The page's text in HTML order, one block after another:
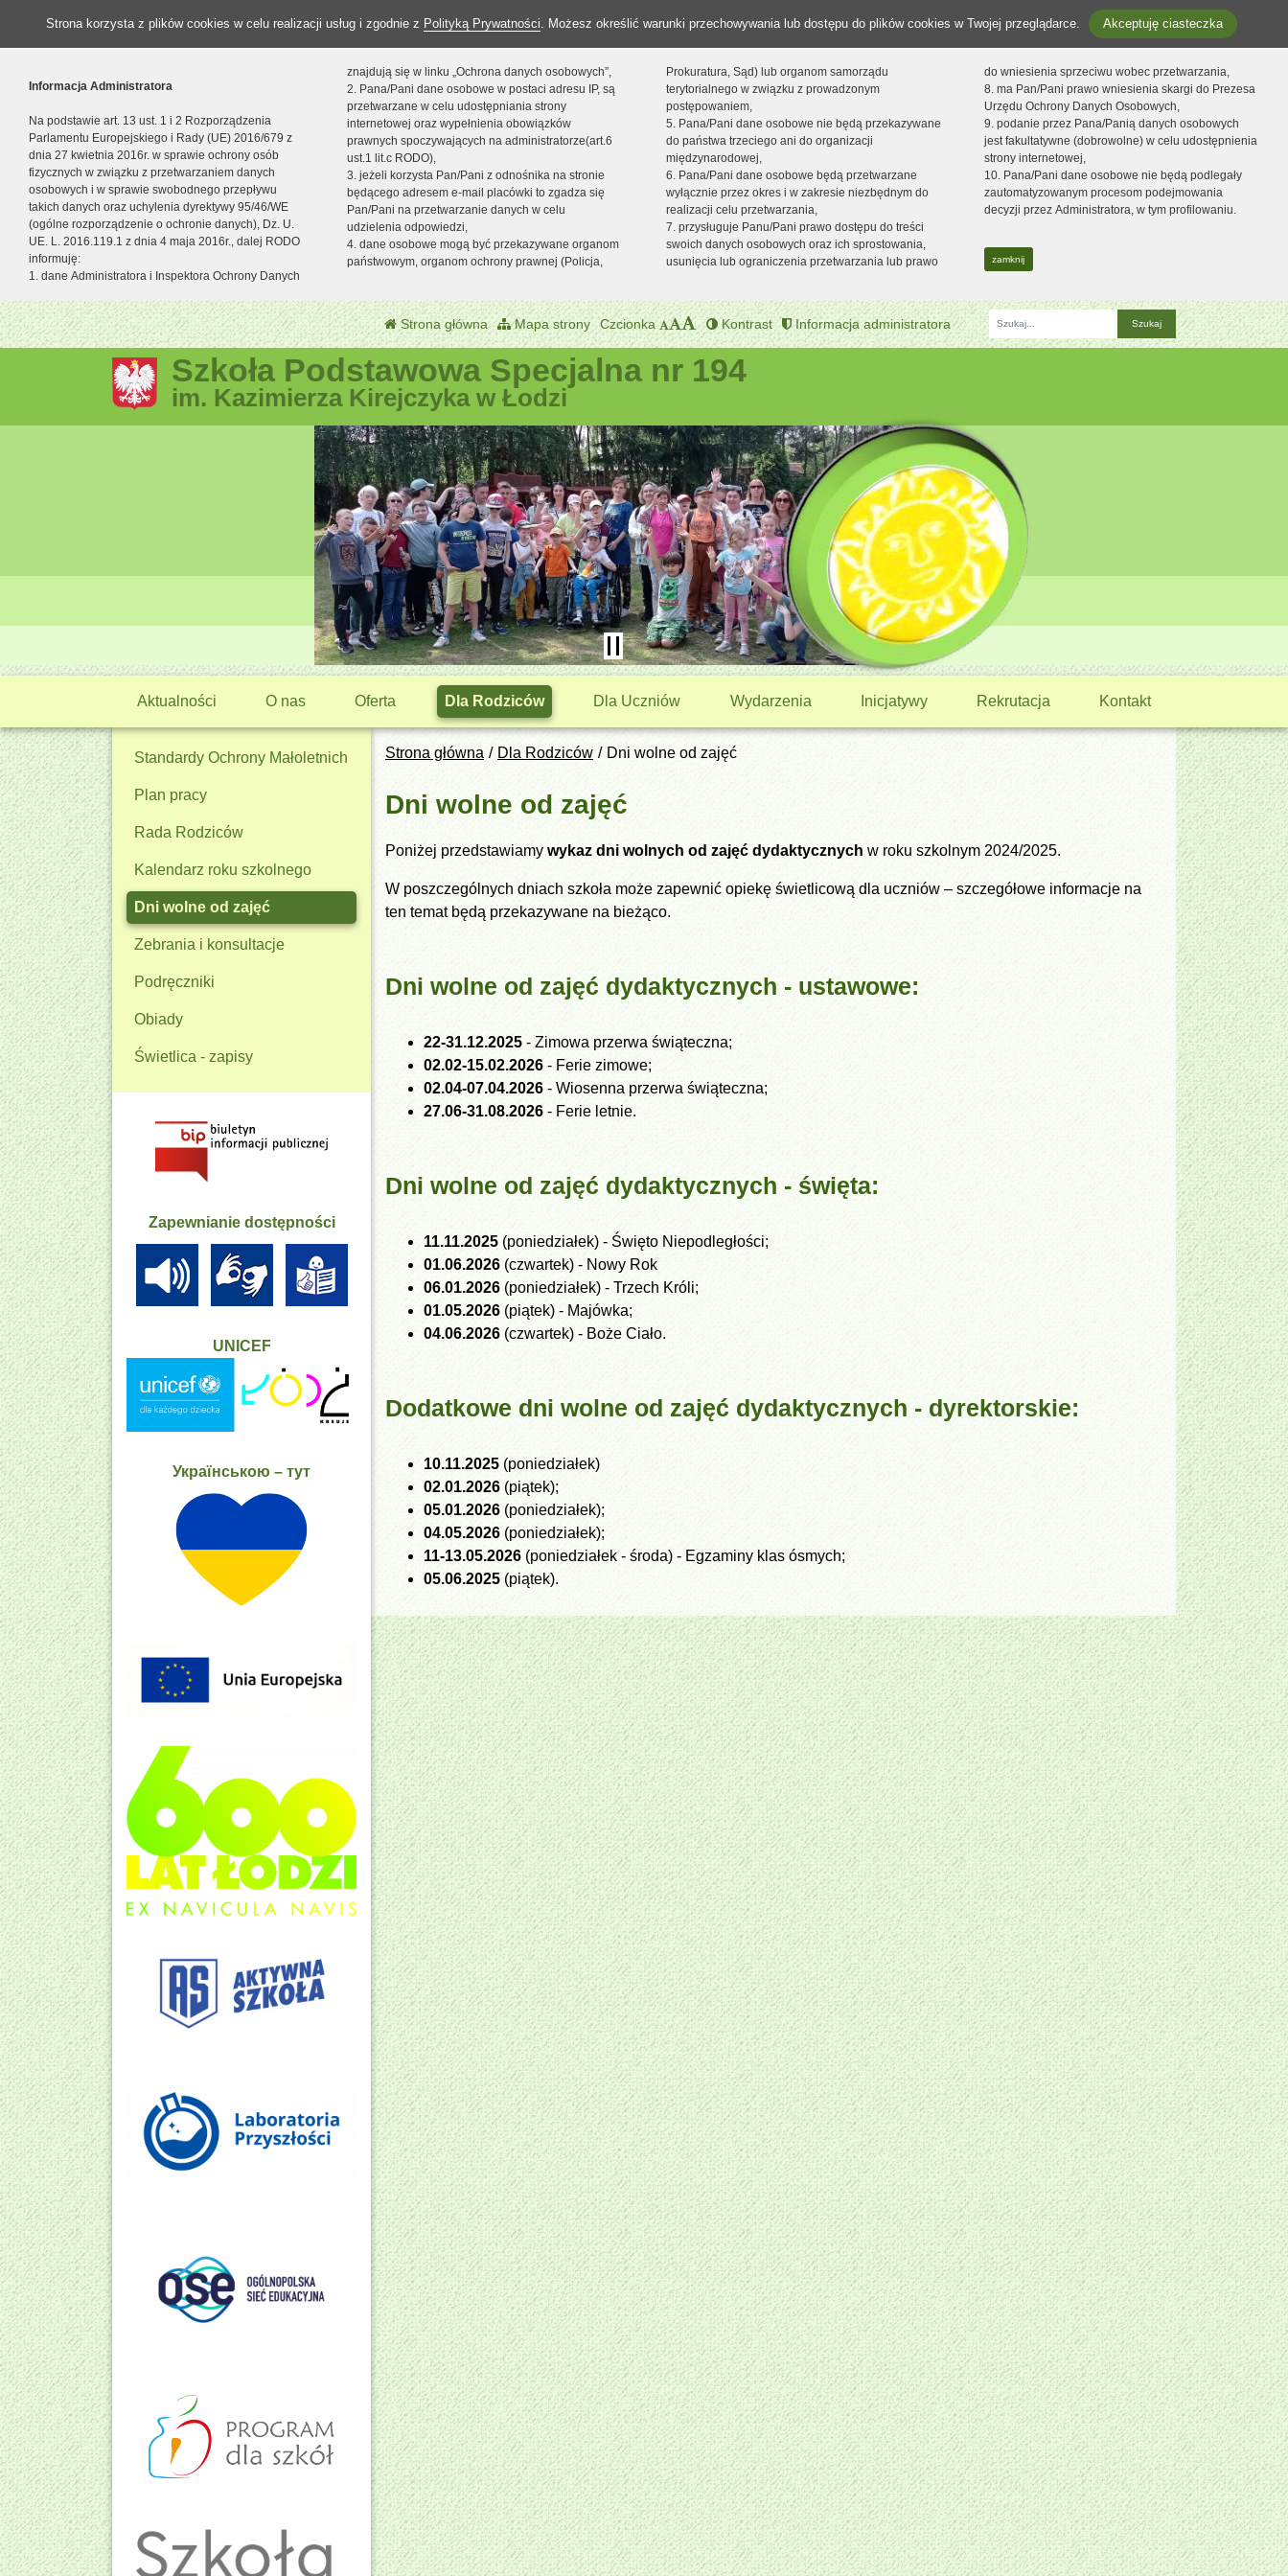
Strona korzysta z plików cookies w celu realizacji usług i zgodnie z Polityką Prywatności. Możesz określić warunki przechowywania lub dostępu do plików cookies w Twojej przeglądarce. Akceptuję ciasteczka
Informacja Administratora
Na podstawie art. 13 ust. 1 i 2 Rozporządzenia
Parlamentu Europejskiego i Rady (UE) 2016/679 z
dnia 27 kwietnia 2016r. w sprawie ochrony osób
fizycznych w związku z przetwarzaniem danych
osobowych i w sprawie swobodnego przepływu
takich danych oraz uchylenia dyrektywy 95/46/WE
(ogólne rozporządzenie o ochronie danych), Dz. U.
UE. L. 2016.119.1 z dnia 4 maja 2016r., dalej RODO
informuję:
1. dane Administratora i Inspektora Ochrony Danych
znajdują się w linku „Ochrona danych osobowych”,
2. Pana/Pani dane osobowe w postaci adresu IP, są
przetwarzane w celu udostępniania strony
internetowej oraz wypełnienia obowiązków
prawnych spoczywających na administratorze(art.6
ust.1 lit.c RODO),
3. jeżeli korzysta Pan/Pani z odnośnika na stronie
będącego adresem e-mail placówki to zgadza się
Pan/Pani na przetwarzanie danych w celu
udzielenia odpowiedzi,
4. dane osobowe mogą być przekazywane organom
państwowym, organom ochrony prawnej (Policja,
Prokuratura, Sąd) lub organom samorządu
terytorialnego w związku z prowadzonym
postępowaniem,
5. Pana/Pani dane osobowe nie będą przekazywane
do państwa trzeciego ani do organizacji
międzynarodowej,
6. Pana/Pani dane osobowe będą przetwarzane
wyłącznie przez okres i w zakresie niezbędnym do
realizacji celu przetwarzania,
7. przysługuje Panu/Pani prawo dostępu do treści
swoich danych osobowych oraz ich sprostowania,
usunięcia lub ograniczenia przetwarzania lub prawo
do wniesienia sprzeciwu wobec przetwarzania,
8. ma Pan/Pani prawo wniesienia skargi do Prezesa
Urzędu Ochrony Danych Osobowych,
9. podanie przez Pana/Panią danych osobowych
jest fakultatywne (dobrowolne) w celu udostępnienia
strony internetowej,
10. Pana/Pani dane osobowe nie będą podlegały
zautomatyzowanym procesom podejmowania
decyzji przez Administratora, w tym profilowaniu.
zamknij
Strona główna Mapa strony Czcionka Kontrast Informacja administratora
Fraza
Szkoła Podstawowa Specjalna nr 194
im. Kazimierza Kirejczyka w Łodzi
Aktualności O nas Oferta Dla Rodziców Dla Uczniów Wydarzenia Inicjatywy Rekrutacja Kontakt
Strona główna Dla Rodziców Dni wolne od zajęć
Dni wolne od zajęć
Poniżej przedstawiamy wykaz dni wolnych od zajęć dydaktycznych w roku szkolnym 2024/2025.
W poszczególnych dniach szkoła może zapewnić opiekę świetlicową dla uczniów – szczegółowe informacje na
ten temat będą przekazywane na bieżąco.
Dni wolne od zajęć dydaktycznych - ustawowe:
22-31.12.2025 - Zimowa przerwa świąteczna;
02.02-15.02.2026 - Ferie zimowe;
02.04-07.04.2026 - Wiosenna przerwa świąteczna;
27.06-31.08.2026 - Ferie letnie.
Dni wolne od zajęć dydaktycznych - święta:
11.11.2025 (poniedziałek) - Święto Niepodległości;
01.06.2026 (czwartek) - Nowy Rok
06.01.2026 (poniedziałek) - Trzech Króli;
01.05.2026 (piątek) - Majówka;
04.06.2026 (czwartek) - Boże Ciało.
Dodatkowe dni wolne od zajęć dydaktycznych - dyrektorskie:
10.11.2025 (poniedziałek)
02.01.2026 (piątek);
05.01.2026 (poniedziałek);
04.05.2026 (poniedziałek);
11-13.05.2026 (poniedziałek - środa) - Egzaminy klas ósmych;
05.06.2025 (piątek).
Standardy Ochrony Małoletnich
Plan pracy
Rada Rodziców
Kalendarz roku szkolnego
Dni wolne od zajęć
Zebrania i konsultacje
Podręczniki
Obiady
Świetlica - zapisy
Zapewnianie dostępności
UNICEF
Українською – тут